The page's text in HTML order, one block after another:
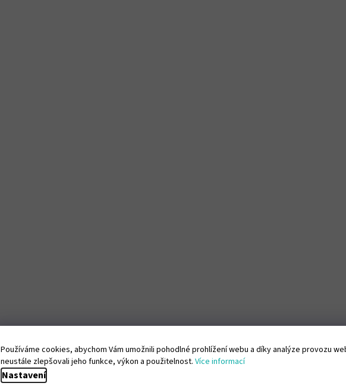
Používáme cookies, abychom Vám umožnili pohodlné prohlížení webu a díky analýze provozu
neustále zlepšovali jeho funkce, výkon a použitelnost. Více informací
Nastavení